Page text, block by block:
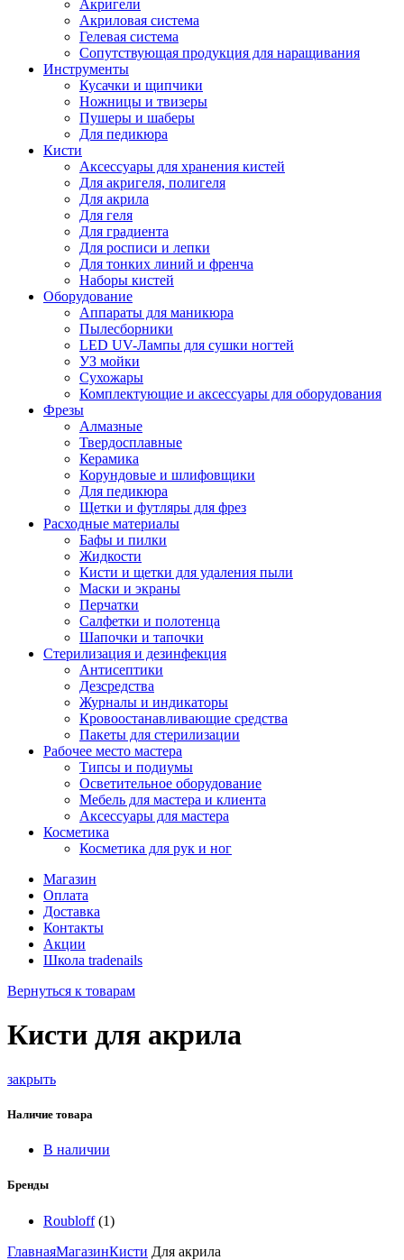
Акригели
Акриловая система
Гелевая система
Сопутствующая продукция для наращивания
Инструменты
Кусачки и щипчики
Ножницы и твизеры
Пушеры и шаберы
Для педикюра
Кисти
Аксессуары для хранения кистей
Для акригеля, полигеля
Для акрила
Для геля
Для градиента
Для росписи и лепки
Для тонких линий и френча
Наборы кистей
Оборудование
Аппараты для маникюра
Пылесборники
LED UV-Лампы для сушки ногтей
УЗ мойки
Сухожары
Комплектующие и аксессуары для оборудования
Фрезы
Алмазные
Твердосплавные
Керамика
Корундовые и шлифовщики
Для педикюра
Щетки и футляры для фрез
Расходные материалы
Бафы и пилки
Жидкости
Кисти и щетки для удаления пыли
Маски и экраны
Перчатки
Салфетки и полотенца
Шапочки и тапочки
Стерилизация и дезинфекция
Антисептики
Дезсредства
Журналы и индикаторы
Кровоостанавливающие средства
Пакеты для стерилизации
Рабочее место мастера
Типсы и подиумы
Осветительное оборудование
Мебель для мастера и клиента
Аксессуары для мастера
Косметика
Косметика для рук и ног
Магазин
Оплата
Доставка
Контакты
Акции
Школа tradenails
Вернуться к товарам
Кисти для акрила
закрыть
Наличие товара
В наличии
Бренды
Roubloff (1)
ГлавнаяМагазинКисти Для акрила